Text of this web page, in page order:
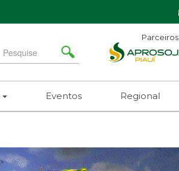
Search
for
Parceiros
Eventos Regional